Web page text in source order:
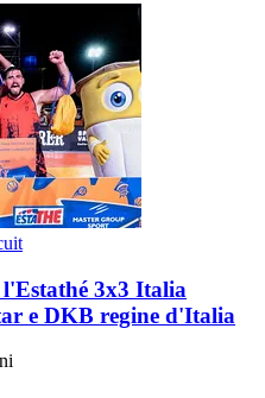
3x3 Italia
e DKB regine d'Italia